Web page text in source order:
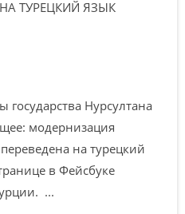
государства Нурсултана
модернизация
на турецкий
в Фейсбуке
...